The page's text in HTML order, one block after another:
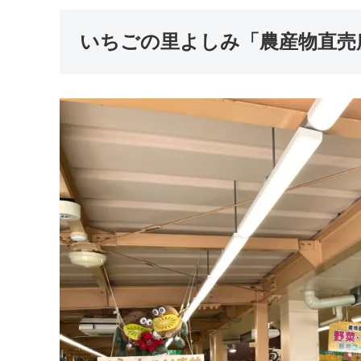
いちごの里よしみ「農産物直売